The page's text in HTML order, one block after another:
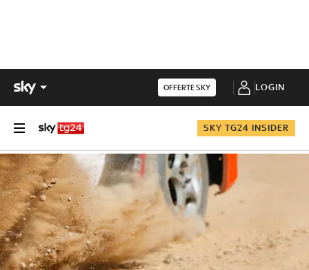
OFFERTE SKY LOGIN
SKY TG24 INSIDER